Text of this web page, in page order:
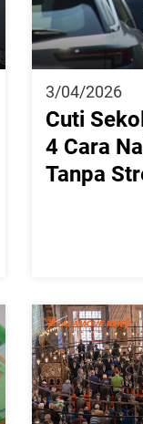
3/04/2026
Cuti
4 Cara
Tanpa